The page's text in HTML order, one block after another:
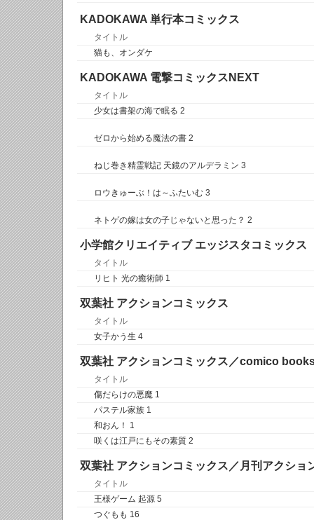
KADOKAWA 単行本コミックス
タイトル
猫も、オンダケ
KADOKAWA 電撃コミックスNEXT
タイトル
少女は書架の海で眠る 2
ゼロから始める魔法の書 2
ねじ巻き精霊戦記 天鏡のアルデラミン 3
ロウきゅーぶ！は～ふたいむ 3
ネトゲの嫁は女の子じゃないと思った？ 2
小学館クリエイティブ エッジスタコミックス
タイトル
リヒト 光の癒術師 1
双葉社 アクションコミックス
タイトル
女子かう生 4
双葉社 アクションコミックス／comico
タイトル
傷だらけの悪魔 1
パステル家族 1
和おん！ 1
咲くは江戸にもその素質 2
双葉社 アクションコミックス／月刊アクショ
タイトル
王様ゲーム 起源 5
つぐもも 16